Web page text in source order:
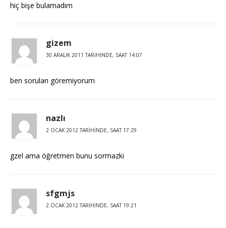
hiç bişe bulamadım
gizem
30 ARALIK 2011 TARIHINDE, SAAT 14:07
ben soruları göremiyorum
nazlı
2 OCAK 2012 TARIHINDE, SAAT 17:29
gzel ama öğretmen bunu sormazki
sfgmjs
2 OCAK 2012 TARIHINDE, SAAT 19:21